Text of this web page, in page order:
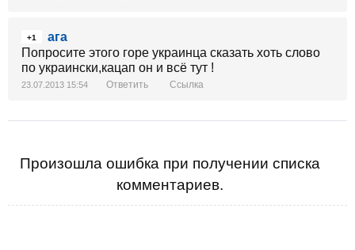
+1
ага
Попросите этого горе украинца сказать хоть слово
по украински,кацап он и всё тут !
23.07.2013 15:54 Ответить Ссылка
Произошла ошибка при получении списка
комментариев.